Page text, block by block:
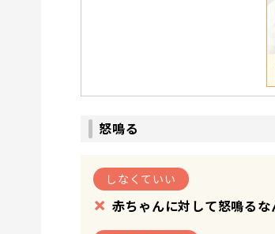
怒鳴る
しなくていい
× 赤ちゃんに対して怒鳴る